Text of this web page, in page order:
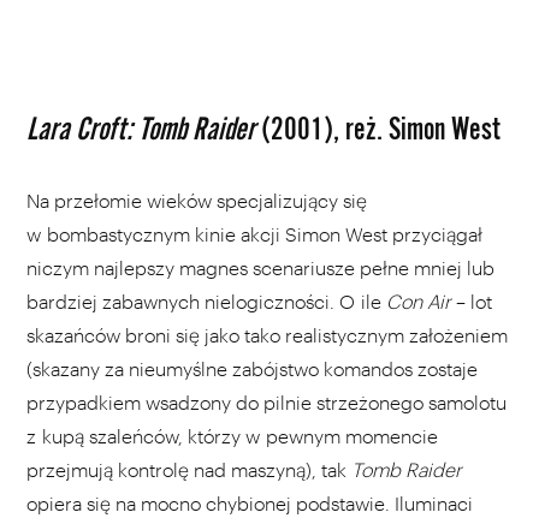
Lara Croft: Tomb Raider(2001), reż. Simon West
Na przełomie wieków specjalizujący się
w bombastycznym kinie akcji Simon West przyciągał
niczym najlepszy magnes scenariusze pełne mniej lub
bardziej zabawnych nielogiczności. O ile Con Air– lot
skazańców broni się jako tako realistycznym założeniem
(skazany za nieumyślne zabójstwo komandos zostaje
przypadkiem wsadzony do pilnie strzeżonego samolotu
z kupą szaleńców, którzy w pewnym momencie
przejmują kontrolę nad maszyną), tak Tomb Raider
opiera się na mocno chybionej podstawie. Iluminaci